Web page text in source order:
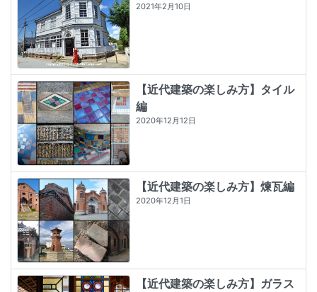
2021年2月10日
【近代建築の楽しみ方】タイル
編
2020年12月12日
【近代建築の楽しみ方】煉瓦編
2020年12月1日
【近代建築の楽しみ方】ガラス